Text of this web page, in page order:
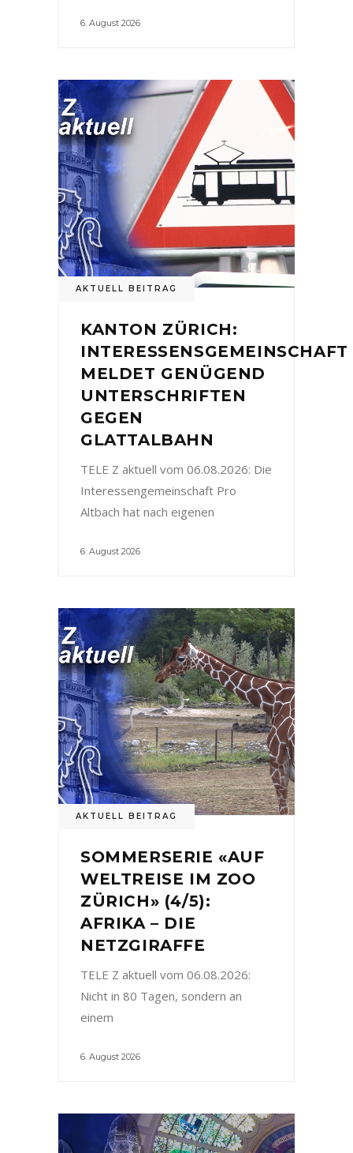
6. August 2026
AKTUELL BEITRAG
KANTON ZÜRICH:
INTERESSENSGEMEINSCHAFT
MELDET GENÜGEND
UNTERSCHRIFTEN
GEGEN
GLATTALBAHN
TELE Z aktuell vom 06.08.2026: Die
Interessengemeinschaft Pro
Altbach hat nach eigenen
6. August 2026
AKTUELL BEITRAG
SOMMERSERIE «AUF
WELTREISE IM ZOO
ZÜRICH» (4/5):
AFRIKA – DIE
NETZGIRAFFE
TELE Z aktuell vom 06.08.2026:
Nicht in 80 Tagen, sondern an
einem
6. August 2026